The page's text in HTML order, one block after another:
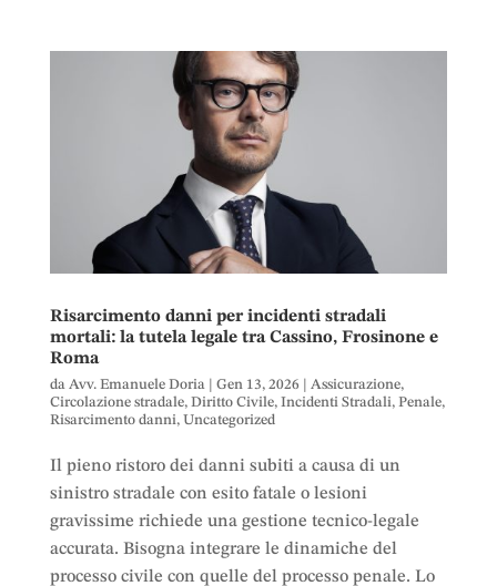
Risarcimento danni per incidenti stradali
mortali: la tutela legale tra Cassino, Frosinone e
Roma
da Avv. Emanuele Doria| Gen 13, 2026 Assicurazione,
Circolazione stradale, Diritto Civile, Incidenti Stradali, Penale,
Risarcimento danni, Uncategorized
Il pieno ristoro dei danni subiti a causa di un
sinistro stradale con esito fatale o lesioni
gravissime richiede una gestione tecnico-legale
accurata. Bisogna integrare le dinamiche del
processo civile con quelle del processo penale. Lo